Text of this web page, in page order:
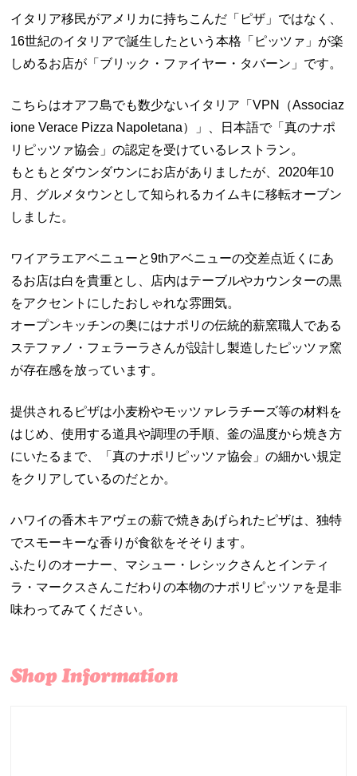
イタリア移民がアメリカに持ちこんだ「ピザ」ではなく、
16世紀のイタリアで誕生したという本格「ピッツァ」が楽
しめるお店が「ブリック・ファイヤー・タバーン」です。
こちらはオアフ島でも数少ないイタリア「VPN（Associaz
ione Verace Pizza Napoletana）」、日本語で「真のナポ
リピッツァ協会」の認定を受けているレストラン。
もともとダウンダウンにお店がありましたが、2020年10
月、グルメタウンとして知られるカイムキに移転オーブン
しました。
ワイアラエアベニューと9thアベニューの交差点近くにあ
るお店は白を貴重とし、店内はテーブルやカウンターの黒
をアクセントにしたおしゃれな雰囲気。
オープンキッチンの奥にはナポリの伝統的薪窯職人である
ステファノ・フェラーラさんが設計し製造したピッツァ窯
が存在感を放っています。
提供されるピザは小麦粉やモッツァレラチーズ等の材料を
はじめ、使用する道具や調理の手順、釜の温度から焼き方
にいたるまで、「真のナポリピッツァ協会」の細かい規定
をクリアしているのだとか。
ハワイの香木キアヴェの薪で焼きあげられたピザは、独特
でスモーキーな香りが食欲をそそります。
ふたりのオーナー、マシュー・レシックさんとインティ
ラ・マークスさんこだわりの本物のナポリピッツァを是非
味わってみてください。